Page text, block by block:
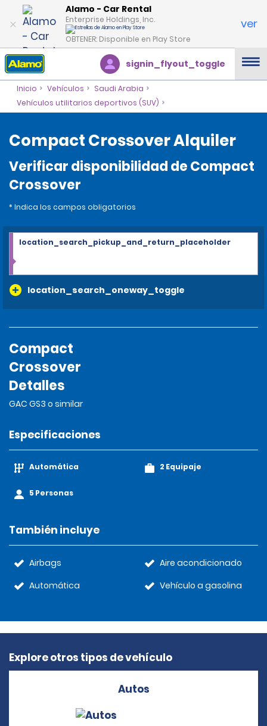
Alamo - Car Rental
Enterprise Holdings, Inc.
OBTENER: Disponible en Play Store
ver
signin_flyout_toggle
Inicio Vehículos
Saudi Arabia
Vehículos utilitarios deportivos (SUV)
Compact Crossover Alquiler
Verificar disponibilidad de Compact
Crossover
* Indica los campos obligatorios
location_search_oneway_toggle
location_search_pickup_and_return_placeholder
Compact
Crossover
Detalles
GAC GS3 o similar
Especificaciones
Automática
5 Personas
2 Equipaje
También incluye
Airbags
Automática
Aire acondicionado
Vehículo a gasolina
Explore otros tipos de vehículo
Autos